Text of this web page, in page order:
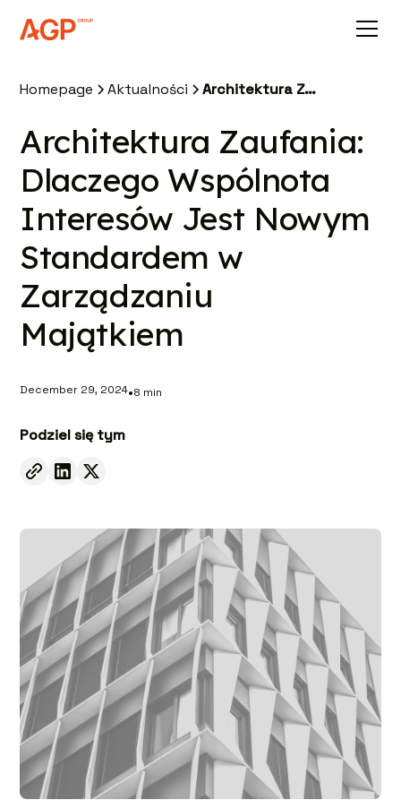
Homepage Aktualności Architektura Zaufania: Dlaczego Wspólnota Interesów Jest Nowym Standardem w Zarządzaniu Majątkiem
Architektura Zaufania:
Dlaczego Wspólnota
Interesów Jest Nowym
Standardem w
Zarządzaniu
Majątkiem
December 29, 2024•8 min
Podziel się tym